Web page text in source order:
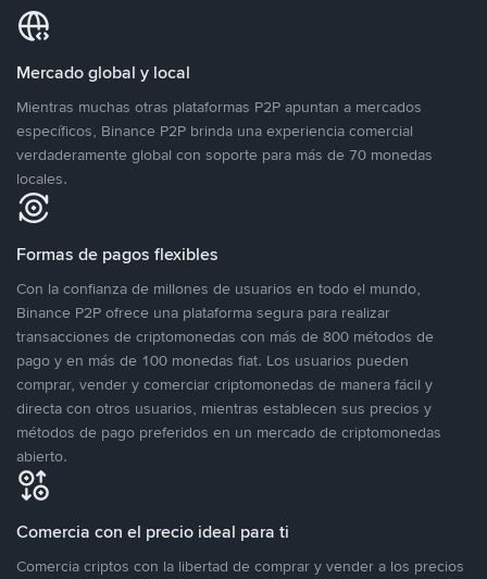
Mercado global y local
Mientras muchas otras plataformas P2P apuntan a mercados
específicos, Binance P2P brinda una experiencia comercial
verdaderamente global con soporte para más de 70 monedas
locales.
Formas de pagos flexibles
Con la confianza de millones de usuarios en todo el mundo,
Binance P2P ofrece una plataforma segura para realizar
transacciones de criptomonedas con más de 800 métodos de
pago y en más de 100 monedas fiat. Los usuarios pueden
comprar, vender y comerciar criptomonedas de manera fácil y
directa con otros usuarios, mientras establecen sus precios y
métodos de pago preferidos en un mercado de criptomonedas
abierto.
Comercia con el precio ideal para ti
Comercia criptos con la libertad de comprar y vender a los precios